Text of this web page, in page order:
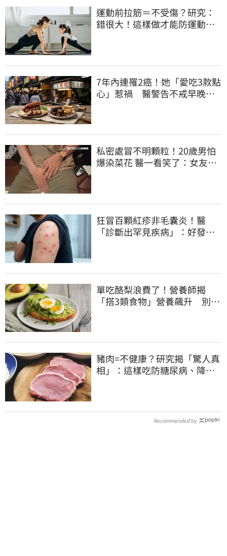
運動前拉筋＝不受傷？研究：
錯很大！這樣做才能防運動傷
7年內連罹2癌！她「愛吃3款點
心」惹禍 醫警告不戒早晚有
私密處冒不明顆粒！20歲男怕
爆染菜花 醫一看笑了：女友常
狂冒百顆紅疹非毛囊炎！醫
「診斷出罕見疾病」：好發這
單吃酪梨浪費了！營養師揭
「搭3類食物」營養飆升 別再
豬肉=不健康？研究揭「驚人真
相」：這樣吃防糖尿病、降膽
Recommended by